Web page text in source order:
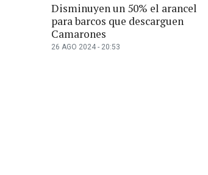
Disminuyen un 50% el arancel
para barcos que descarguen
Camarones
26 AGO 2024 - 20:53